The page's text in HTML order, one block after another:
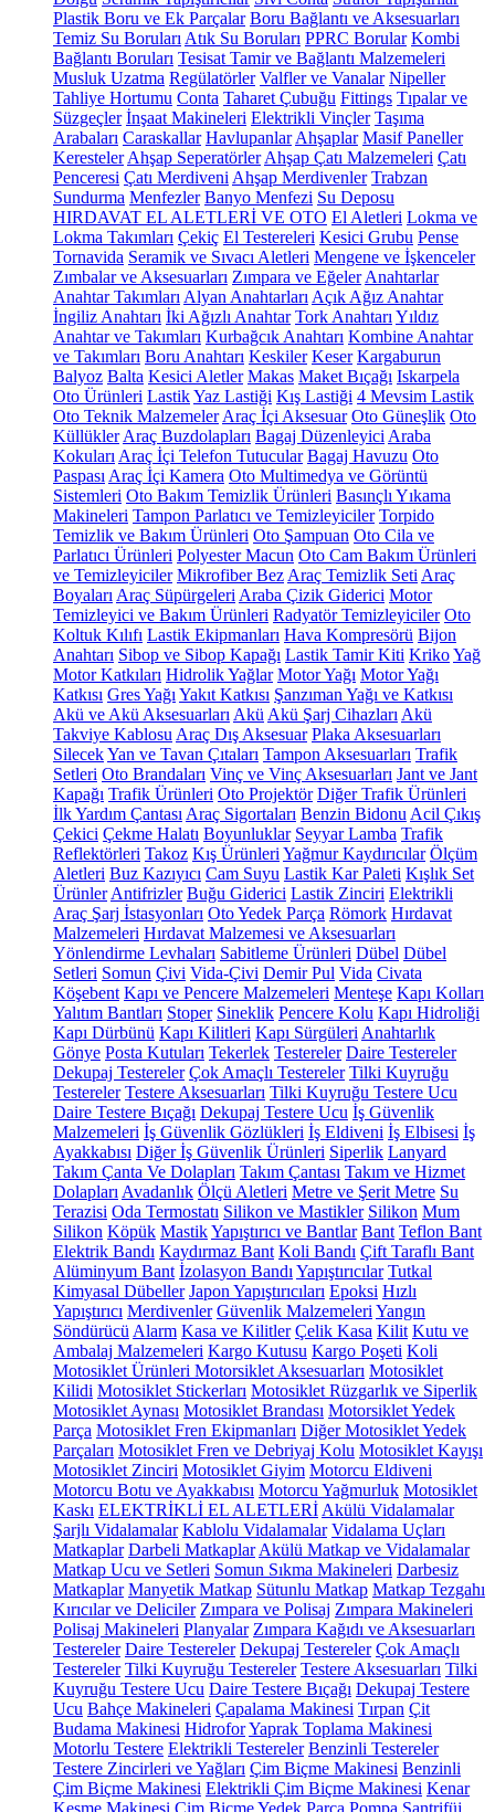
Plastik Boru ve Ek Parçalar Boru Bağlantı ve Aksesuarları
Temiz Su Boruları Atık Su Boruları PPRC Borular Kombi
Bağlantı Boruları Tesisat Tamir ve Bağlantı Malzemeleri
Musluk Uzatma Regülatörler Valfler ve Vanalar Nipeller
Tahliye Hortumu Conta Taharet Çubuğu Fittings Tıpalar ve
Süzgeçler İnşaat Makineleri Elektrikli Vinçler Taşıma
Arabaları Caraskallar Havlupanlar Ahşaplar Masif Paneller
Keresteler Ahşap Seperatörler Ahşap Çatı Malzemeleri Çatı
Penceresi Çatı Merdiveni Ahşap Merdivenler Trabzan
Sundurma Menfezler Banyo Menfezi Su Deposu
HIRDAVAT EL ALETLERİ VE OTO El Aletleri Lokma ve
Lokma Takımları Çekiç El Testereleri Kesici Grubu Pense
Tornavida Seramik ve Sıvacı Aletleri Mengene ve İşkenceler
Zımbalar ve Aksesuarları Zımpara ve Eğeler Anahtarlar
Anahtar Takımları Alyan Anahtarları Açık Ağız Anahtar
İngiliz Anahtarı İki Ağızlı Anahtar Tork Anahtarı Yıldız
Anahtar ve Takımları Kurbağcık Anahtarı Kombine Anahtar
ve Takımları Boru Anahtarı Keskiler Keser Kargaburun
Balyoz Balta Kesici Aletler Makas Maket Bıçağı Iskarpela
Oto Ürünleri LastikYaz Lastiği Kış Lastiği 4 Mevsim Lastik
Oto Teknik Malzemeler Araç İçi Aksesuar Oto Güneşlik Oto
Küllükler Araç Buzdolapları Bagaj Düzenleyici Araba
Kokuları Araç İçi Telefon Tutucular Bagaj Havuzu Oto
Paspası Araç İçi Kamera Oto Multimedya ve Görüntü
Sistemleri Oto Bakım Temizlik Ürünleri Basınçlı Yıkama
Makineleri Tampon Parlatıcı ve Temizleyiciler Torpido
Temizlik ve Bakım Ürünleri Oto Şampuan Oto Cila ve
Parlatıcı Ürünleri Polyester Macun Oto Cam Bakım Ürünleri
ve Temizleyiciler Mikrofiber Bez Araç Temizlik Seti Araç
Boyaları Araç Süpürgeleri Araba Çizik Giderici Motor
Temizleyici ve Bakım Ürünleri Radyatör Temizleyiciler Oto
Koltuk Kılıfı Lastik Ekipmanları Hava Kompresörü Bijon
Anahtarı Sibop ve Sibop Kapağı Lastik Tamir Kiti KrikoYağ
Motor Katkıları Hidrolik Yağlar Motor Yağı Motor Yağı
Katkısı Gres Yağı Yakıt Katkısı Şanzıman Yağı ve Katkısı
Akü ve Akü Aksesuarları Akü Akü Şarj Cihazları Akü
Takviye Kablosu Araç Dış Aksesuar Plaka Aksesuarları
SilecekYan ve Tavan Çıtaları Tampon Aksesuarları Trafik
Setleri Oto Brandaları Vinç ve Vinç Aksesuarları Jant ve Jant
Kapağı Trafik Ürünleri Oto Projektör Diğer Trafik Ürünleri
İlk Yardım Çantası Araç Sigortaları Benzin Bidonu Acil Çıkış
Çekici Çekme Halatı Boyunluklar Seyyar Lamba Trafik
Reflektörleri Takoz Kış Ürünleri Yağmur Kaydırıcılar Ölçüm
Aletleri Buz Kazıyıcı Cam Suyu Lastik Kar Paleti Kışlık Set
Ürünler Antifrizler Buğu Giderici Lastik Zinciri Elektrikli
Araç Şarj İstasyonları Oto Yedek Parça Römork Hırdavat
Malzemeleri Hırdavat Malzemesi ve Aksesuarları
Yönlendirme Levhaları Sabitleme Ürünleri Dübel Dübel
Setleri Somun Çivi Vida-Çivi Demir Pul Vida Civata
Köşebent Kapı ve Pencere Malzemeleri Menteşe Kapı Kolları
Yalıtım Bantları Stoper Sineklik Pencere Kolu Kapı Hidroliği
Kapı Dürbünü Kapı Kilitleri Kapı Sürgüleri Anahtarlık
Gönye Posta Kutuları Tekerlek Testereler Daire Testereler
Dekupaj Testereler Çok Amaçlı Testereler Tilki Kuyruğu
Testereler Testere Aksesuarları Tilki Kuyruğu Testere Ucu
Daire Testere Bıçağı Dekupaj Testere Ucu İş Güvenlik
Malzemeleri İş Güvenlik Gözlükleri İş Eldiveni İş Elbisesi İş
Ayakkabısı Diğer İş Güvenlik Ürünleri Siperlik Lanyard
Takım Çanta Ve Dolapları Takım Çantası Takım ve Hizmet
Dolapları Avadanlık Ölçü Aletleri Metre ve Şerit Metre Su
Terazisi Oda Termostatı Silikon ve Mastikler Silikon Mum
Silikon Köpük MastikYapıştırıcı ve Bantlar Bant Teflon Bant
Elektrik Bandı Kaydırmaz Bant Koli Bandı Çift Taraflı Bant
Alüminyum Bant İzolasyon Bandı Yapıştırıcılar Tutkal
Kimyasal Dübeller Japon Yapıştırıcıları Epoksi Hızlı
Yapıştırıcı Merdivenler Güvenlik Malzemeleri Yangın
Söndürücü Alarm Kasa ve Kilitler Çelik Kasa Kilit Kutu ve
Ambalaj Malzemeleri Kargo Kutusu Kargo Poşeti Koli
Motosiklet Ürünleri Motorsiklet Aksesuarları Motosiklet
Kilidi Motosiklet Stickerları Motosiklet Rüzgarlık ve Siperlik
Motosiklet Aynası Motosiklet Brandası Motorsiklet Yedek
Parça Motosiklet Fren Ekipmanları Diğer Motosiklet Yedek
Parçaları Motosiklet Fren ve Debriyaj Kolu Motosiklet Kayışı
Motosiklet Zinciri Motosiklet Giyim Motorcu Eldiveni
Motorcu Botu ve Ayakkabısı Motorcu Yağmurluk Motosiklet
Kaskı ELEKTRİKLİ EL ALETLERİ Akülü Vidalamalar
Şarjlı Vidalamalar Kablolu Vidalamalar Vidalama Uçları
Matkaplar Darbeli Matkaplar Akülü Matkap ve Vidalamalar
Matkap Ucu ve Setleri Somun Sıkma Makineleri Darbesiz
Matkaplar Manyetik Matkap Sütunlu Matkap Matkap Tezgahı
Kırıcılar ve Deliciler Zımpara ve Polisaj Zımpara Makineleri
Polisaj Makineleri Planyalar Zımpara Kağıdı ve Aksesuarları
Testereler Daire Testereler Dekupaj Testereler Çok Amaçlı
Testereler Tilki Kuyruğu Testereler Testere Aksesuarları Tilki
Kuyruğu Testere Ucu Daire Testere Bıçağı Dekupaj Testere
Ucu Bahçe Makineleri Çapalama Makinesi Tırpan Çit
Budama Makinesi HidroforYaprak Toplama Makinesi
Motorlu Testere Elektrikli Testereler Benzinli Testereler
Testere Zincirleri ve Yağları Çim Biçme Makinesi Benzinli
Çim Biçme Makinesi Elektrikli Çim Biçme Makinesi Kenar
Kesme Makinesi Çim Biçme Yedek Parça Pompa Santrifüj